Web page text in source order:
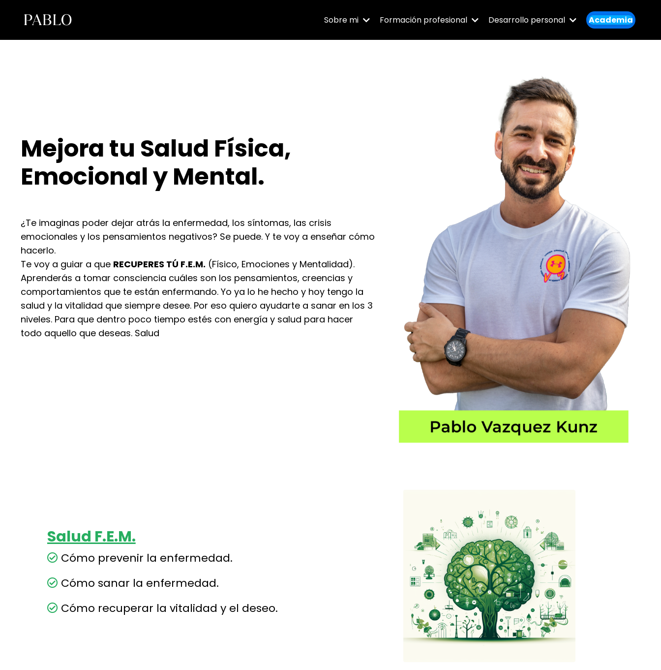
Sobre mi Formación profesional Desarrollo personal Academia
Mejora tu Salud Física,
Emocional y Mental.
¿Te imaginas poder dejar atrás la enfermedad, los síntomas, las crisis
emocionales y los pensamientos negativos? Se puede. Y te voy a enseñar cómo
hacerlo.
Te voy a guiar a que RECUPERES TÚ F.E.M. (Físico, Emociones y Mentalidad).
Aprenderás a tomar consciencia cuáles son los pensamientos, creencias y
comportamientos que te están enfermando. Yo ya lo he hecho y hoy tengo la
salud y la vitalidad que siempre desee. Por eso quiero ayudarte a sanar en los 3
niveles. Para que dentro poco tiempo estés con energía y salud para hacer
todo aquello que deseas. Salud
Salud F.E.M.
Cómo prevenir la enfermedad.
Cómo sanar la enfermedad.
Cómo recuperar la vitalidad y el deseo.